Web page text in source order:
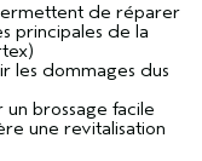
de réparer
principales de la
les dommages dus
un brossage facile
une revitalisation